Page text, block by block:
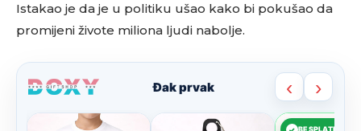
Istakao je da je u politiku ušao kako bi pokušao da
promijeni živote miliona ljudi nabolje.